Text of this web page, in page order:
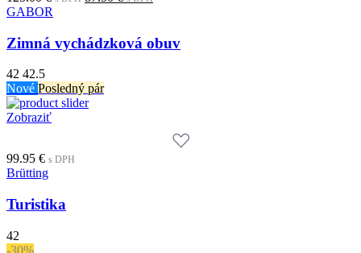
125.00 €.s
87.50 €.
GABOR
Zimná vychádzková obuv
42 42.5
Nové Posledný pár
Zobraziť
99.95 € s DPH
Brütting
Turistika
42
-30%